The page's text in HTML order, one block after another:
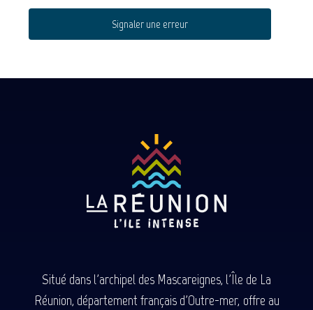
Signaler une erreur
Situé dans l'archipel des Mascareignes, l'Île de La
Réunion, département français d'Outre-mer, offre au